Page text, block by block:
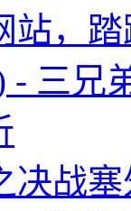
站，
- 三兄
决战